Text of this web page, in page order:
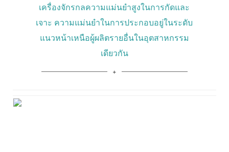
เครื่องจักรกลความแม่นยำสูงในการกัดและ
เจาะ ความแม่นยำในการประกอบอยู่ในระดับ
แนวหน้าเหนือผู้ผลิตรายอื่นในอุตสาหกรรม
เดียวกัน